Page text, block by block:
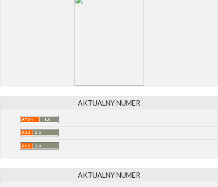
AKTUALNY NUMER
AKTUALNY NUMER